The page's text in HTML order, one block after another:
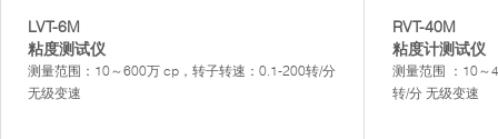
LVT-6M
粘度测试仪
测量范围：10～600万 cp，转子转速：0.1-200转/分
无级变速
RVT-40M
粘度计测试仪
测量范围 ：10～
转/分 无级变速